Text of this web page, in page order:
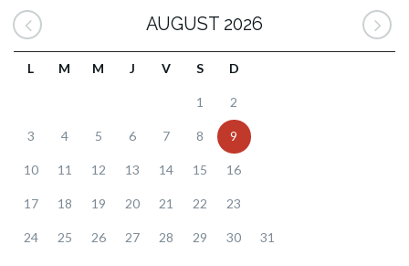
AUGUST 2026
L M M J V S D
1 2
3 4 5 6 7 8 9
10 11 12 13 14 15 16
17 18 19 20 21 22 23
24 25 26 27 28 29 30 31